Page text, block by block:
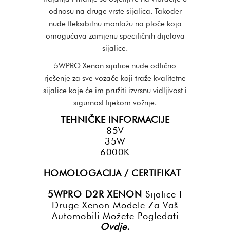
odnosu na druge vrste sijalica. Također
nude fleksibilnu montažu na ploče koja
omogućava zamjenu specifičnih dijelova
sijalice.
5WPRO Xenon sijalice nude odlično
rješenje za sve vozače koji traže kvalitetne
sijalice koje će im pružiti izvrsnu vidljivost i
sigurnost tijekom vožnje.
TEHNIČKE INFORMACIJE
85V
35W
6000K
HOMOLOGACIJA / CERTIFIKAT
5WPRO D2R XENON Sijalice I
Druge Xenon Modele Za Vaš
Automobili Možete Pogledati
Ovdje.